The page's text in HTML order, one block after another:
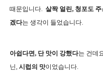
때문입니다. 살짝 얼린, 청포도 주
겠다는 생각이 들었습니다.
아쉽다면, 단 맛이 강했다는 건데
닌, 시럽의 맛이었습니다.